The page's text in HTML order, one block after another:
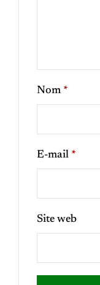
Nom *
E-mail *
Site web